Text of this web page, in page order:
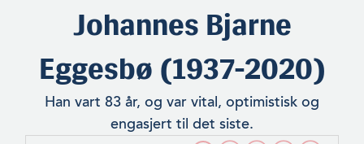
Johannes Bjarne
Eggesbø (1937-2020)
Han vart 83 år, og var vital, optimistisk og
engasjert til det siste.